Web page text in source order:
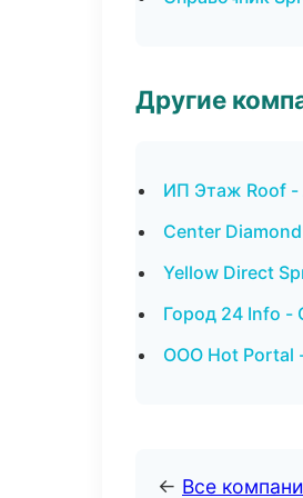
Другие
ИП Этаж Roof -
Center
Yellow Direct
Город 24 Info -
ООО Hot Portal
← Все